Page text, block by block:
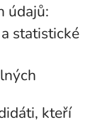
údajů:
statistické
kteří